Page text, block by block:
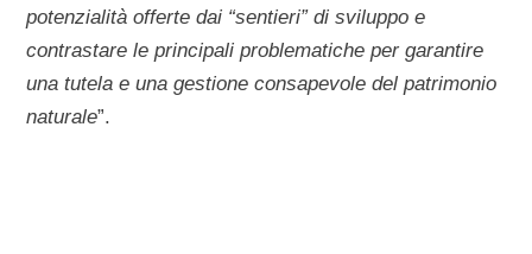
potenzialità offerte dai “sentieri” di sviluppo e
contrastare le principali problematiche per garantire
una tutela e una gestione consapevole del patrimonio
naturale”.